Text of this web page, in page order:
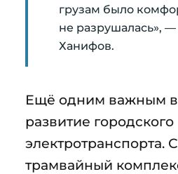
грузам было
не разрушалась»,
Ханифов.
Ещё одним важным
развитие городского
электротранспорта.
трамвайный